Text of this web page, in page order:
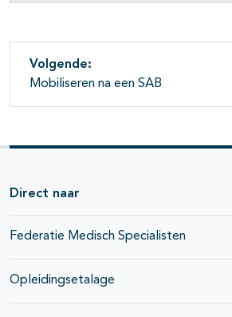
Volgende:
Mobiliseren na een SAB
Direct naar
Federatie Medisch Specialisten
Opleidingsetalage